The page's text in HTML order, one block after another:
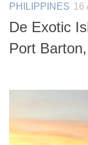
PHILIPPINES 16
De Exotic
Port